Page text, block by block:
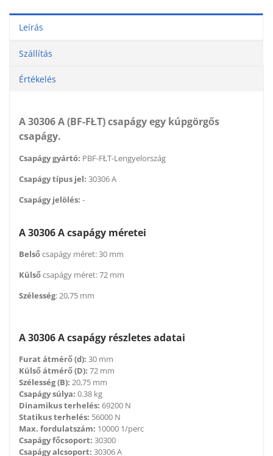
Leírás
Szállítás
Értékelés
A 30306 A (BF-FŁT) csapágy egy kúpgörgős
csapágy.
Csapágy gyártó: PBF-FŁT-Lengyelország
Csapágy típus jel: 30306 A
Csapágy jelölés: -
A 30306 A csapágy méretei
Belsőcsapágy méret: 30 mm
Külsőcsapágy méret: 72 mm
Szélesség: 20,75 mm
A 30306 A csapágy részletes adatai
Furat átmérő (d): 30 mm
Külső átmérő (D): 72 mm
Szélesség (B): 20,75 mm
Csapágy súlya: 0.38 kg
Dinamikus terhelés: 69200 N
Statikus terhelés: 56000 N
Max. fordulatszám: 10000 1/perc
Csapágy főcsoport: 30300
Csapágy alcsoport: 30306 A